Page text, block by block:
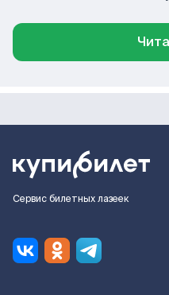
Сервис билетных лазеек